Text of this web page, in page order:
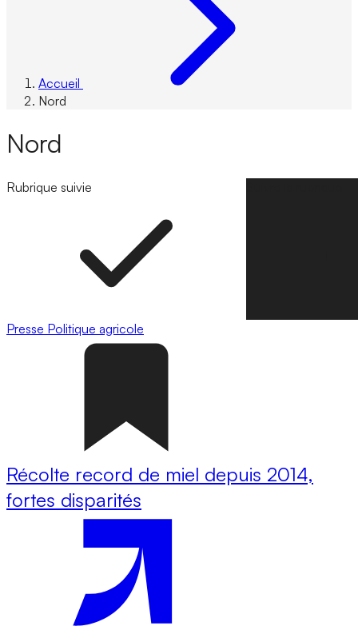
Accueil
Nord
Nord
Rubrique suivie
Presse Politique agricole
Récolte record de miel depuis 2014,
fortes disparités